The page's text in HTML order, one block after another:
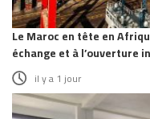
Le Maroc en tête en
échange et à l’ouverture
il y a 1 jour